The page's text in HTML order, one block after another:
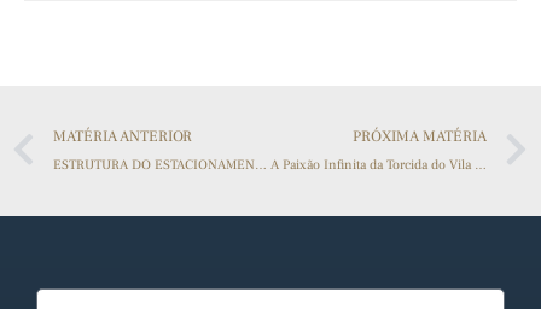
MATÉRIA ANTERIOR
ESTRUTURA DO ESTACIONAMENTO DA UNIALFA GERA DEBATE ENTRE ALUNOS
PRÓXIMA MATÉRIA
A Paixão Infinita da Torcida do Vila Nova: Uma Análise Detalhada